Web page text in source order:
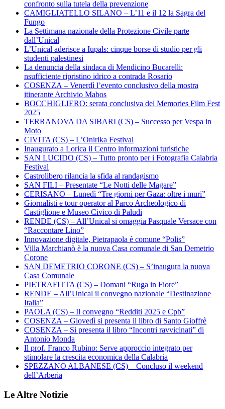
confronto sulla tutela della prevenzione
CAMIGLIATELLO SILANO – L’11 e il 12 la Sagra del
Fungo
La Settimana nazionale della Protezione Civile parte
dall’Unical
L’Unical aderisce a Iupals: cinque borse di studio per gli
studenti palestinesi
La denuncia della sindaca di Mendicino Bucarelli:
nsufficiente ripristino idrico a contrada Rosario
COSENZA – Venerdì l’evento conclusivo della mostra
itinerante Archivio Mabos
BOCCHIGLIERO: serata conclusiva del Memories Film Fest
2025
TERRANOVA DA SIBARI (CS) – Successo per Vespa in
Moto
CIVITA (CS) – L’Onirika Festival
Inaugurato a Lorica il Centro informazioni turistiche
SAN LUCIDO (CS) – Tutto pronto per i Fotografia Calabria
Festival
Castrolibero rilancia la sfida al randagismo
SAN FILI – Presentate “Le Notti delle Magare”
CERISANO – Lunedì “Tre giorni per Gaza: oltre i muri”
Giornalisti e tour operator al Parco Archeologico di
Castiglione e Museo Civico di Paludi
RENDE (CS) – All’Unical si omaggia Pasquale Versace con
“Raccontare Lino”
Innovazione digitale, Pietrapaola è comune “Polis”
Villa Marchianò è la nuova Casa comunale di San Demetrio
Corone
SAN DEMETRIO CORONE (CS) – S’inaugura la nuova
Casa Comunale
PIETRAFITTA (CS) – Domani “Ruga in Fiore”
RENDE – All’Unical il convegno nazionale “Destinazione
Italia”
PAOLA (CS) – Il convegno “Redditi 2025 e Cpb”
COSENZA – Giovedì si presenta il libro di Santo Gioffrè
COSENZA – Si presenta il libro “Incontri ravvicinati” di
Antonio Monda
Il prof. Franco Rubino: Serve approccio integrato per
stimolare la crescita economica della Calabria
SPEZZANO ALBANESE (CS) – Concluso il weekend
dell’Arberia
Le Altre Notizie